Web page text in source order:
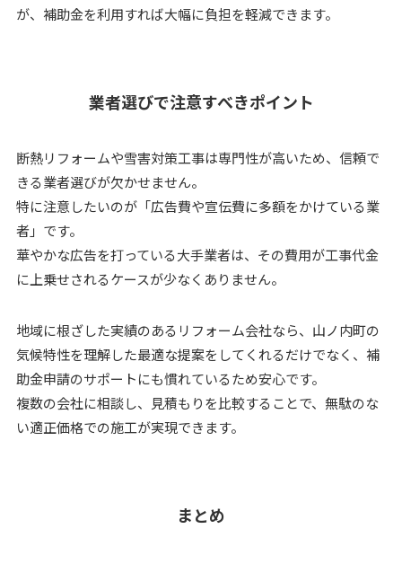
が、補助金を利用すれば大幅に負担を軽減できます。
業者選びで注意すべきポイント
断熱リフォームや雪害対策工事は専門性が高いため、信頼で
きる業者選びが欠かせません。
特に注意したいのが「広告費や宣伝費に多額をかけている業
者」です。
華やかな広告を打っている大手業者は、その費用が工事代金
に上乗せされるケースが少なくありません。
地域に根ざした実績のあるリフォーム会社なら、山ノ内町の
気候特性を理解した最適な提案をしてくれるだけでなく、補
助金申請のサポートにも慣れているため安心です。
複数の会社に相談し、見積もりを比較することで、無駄のな
い適正価格での施工が実現できます。
まとめ